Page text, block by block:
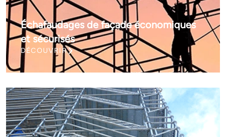
Échafaudages de façade économiques
et sécurisés
DÉCOUVRIR